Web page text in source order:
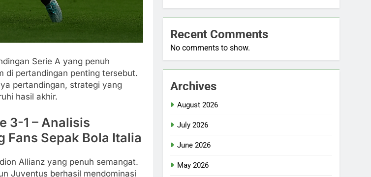
Serie A yang penuh
di pertandingan penting tersebut.
pertandingan, strategi yang
hasil akhir.
3-1 – Analisis
Sepak Bola Italia
Allianz yang penuh semangat.
Juventus berhasil mendominasi
Recent Comments
No comments to show.
Archives
August 2026
July 2026
June 2026
May 2026